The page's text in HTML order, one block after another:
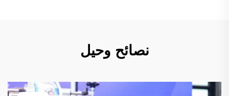
نصائح وحيل